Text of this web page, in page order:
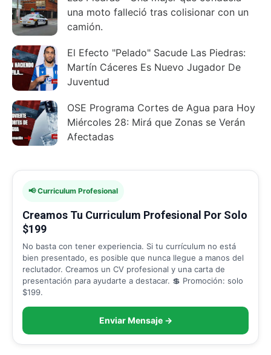
una moto falleció tras colisionar con un
camión.
El Efecto "Pelado" Sacude Las Piedras:
Martín Cáceres Es Nuevo Jugador De
Juventud
OSE Programa Cortes de Agua para Hoy
Miércoles 28: Mirá que Zonas se Verán
Afectadas
📢 Curriculum Profesional
Creamos Tu Curriculum Profesional Por Solo
$199
No basta con tener experiencia. Si tu currículum no está
bien presentado, es posible que nunca llegue a manos del
reclutador. Creamos un CV profesional y una carta de
presentación para ayudarte a destacar. 💲 Promoción: solo
$199.
Enviar Mensaje →